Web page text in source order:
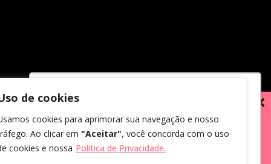
receber comunicações.
Utilizamos cookies para oferecer melhor
experiência, melhorar o desempenho,
analisar como você interage em nosso
site e personalizar conteúdo.
de cookies
cookies para aprimorar sua navegação e nosso
Ao clicar em "Aceitar", você concorda com o uso
cookies e nossa Política de Privacidade.